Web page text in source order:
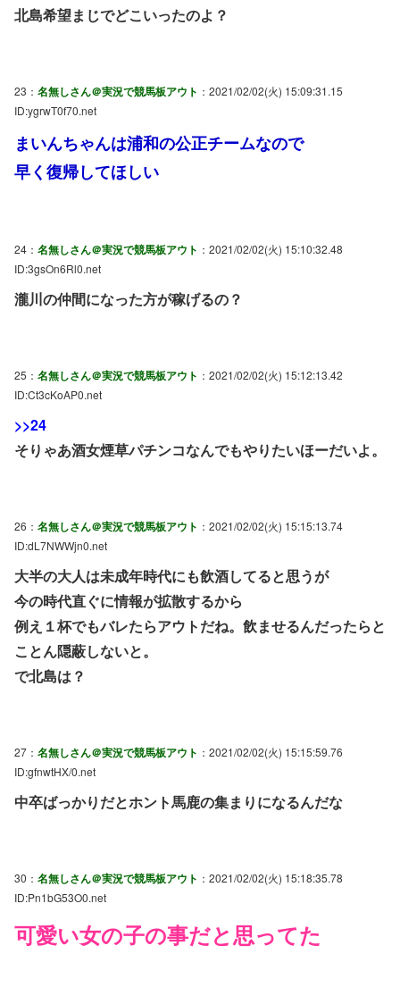
北島希望まじでどこいったのよ？
23： 名無しさん＠実況で競馬板アウト ：2021/02/02(火) 15:09:31.15
ID:ygrwT0f70.net
まいんちゃんは浦和の公正チームなので
早く復帰してほしい
24： 名無しさん＠実況で競馬板アウト ：2021/02/02(火) 15:10:32.48
ID:3gsOn6Rl0.net
瀧川の仲間になった方が稼げるの？
25： 名無しさん＠実況で競馬板アウト ：2021/02/02(火) 15:12:13.42
ID:Ct3cKoAP0.net
>>24
そりゃあ酒女煙草パチンコなんでもやりたいほーだいよ。
26： 名無しさん＠実況で競馬板アウト ：2021/02/02(火) 15:15:13.74
ID:dL7NWWjn0.net
大半の大人は未成年時代にも飲酒してると思うが
今の時代直ぐに情報が拡散するから
例え１杯でもバレたらアウトだね。飲ませるんだったらと
ことん隠蔽しないと。
で北島は？
27： 名無しさん＠実況で競馬板アウト ：2021/02/02(火) 15:15:59.76
ID:gfnwtHX/0.net
中卒ばっかりだとホント馬鹿の集まりになるんだな
30： 名無しさん＠実況で競馬板アウト ：2021/02/02(火) 15:18:35.78
ID:Pn1bG53O0.net
可愛い女の子の事だと思ってた